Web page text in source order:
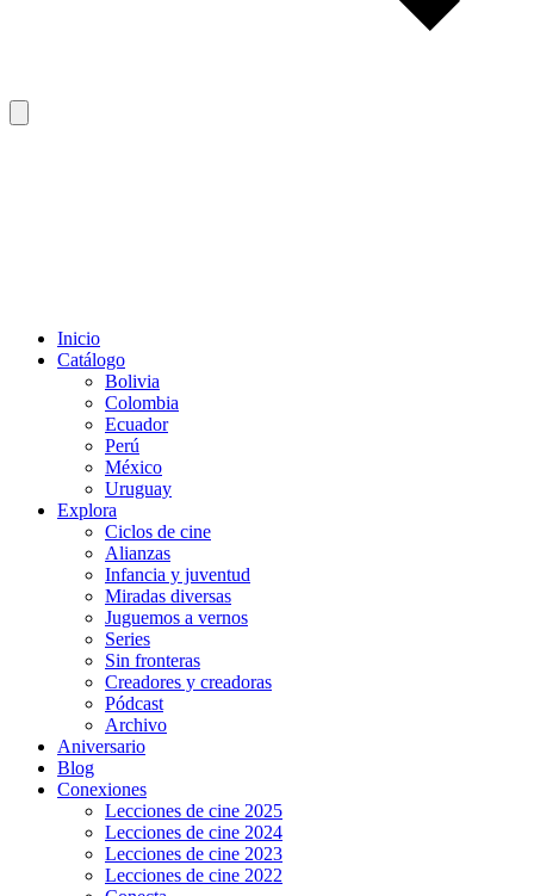
Inicio
Catálogo
Bolivia
Colombia
Ecuador
Perú
México
Uruguay
Explora
Ciclos de cine
Alianzas
Infancia y juventud
Miradas diversas
Juguemos a vernos
Series
Sin fronteras
Creadores y creadoras
Pódcast
Archivo
Aniversario
Blog
Conexiones
Lecciones de cine 2025
Lecciones de cine 2024
Lecciones de cine 2023
Lecciones de cine 2022